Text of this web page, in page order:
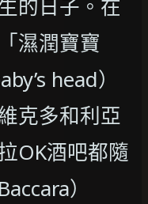
的日子。在
濕潤寶寶
head）
克多和利亞
OK酒吧都隨
）